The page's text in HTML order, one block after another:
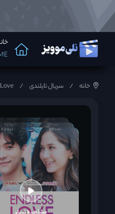
خانه سریال تایلندی